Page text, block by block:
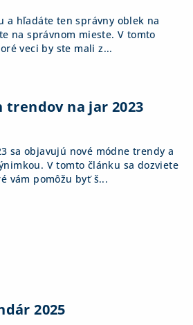
a hľadáte ten správny oblek na
na správnom mieste. V tomto
veci by ste mali z...
trendov na jar 2023
sa objavujú nové módne trendy a
V tomto článku sa dozviete
vám pomôžu byť š...
2025